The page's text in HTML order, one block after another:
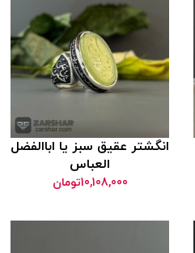
انگشتر عقیق سبز یا اباالفضل
العباس
10,108,000تومان